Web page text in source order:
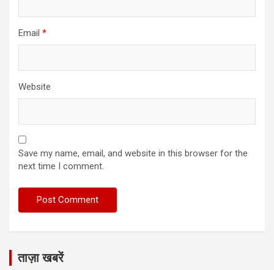
Email *
Website
Save my name, email, and website in this browser for the
next time I comment.
ताज़ा खबरें